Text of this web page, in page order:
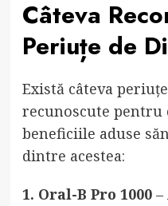
Câteva
Periuțe de
Există câteva
recunoscute
beneficiile aduse
dintre acestea:
1. Oral-B Pro 1000–